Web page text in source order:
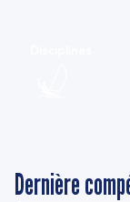
Dernière